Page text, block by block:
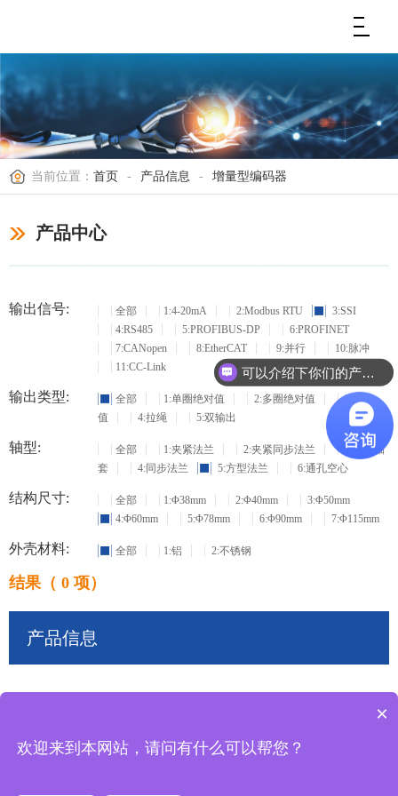
当前位置： 首页 - 产品信息 - 增量型编码器
产品中心
输出信号: 全部 1:4-20mA 2:Modbus RTU
3:SSI
4:RS485
5:PROFIBUS-DP
6:PROFINET
7:CANopen
8:EtherCAT 9:并行
10:脉冲
11:CC-Link
输出类型: 全部 1:单圈绝对值 2:多圈绝对值
3:增量
值
4:拉绳 5:双输出
轴型: 全部 1:夹紧法兰 2:夹紧同步法兰
3:盲孔轴
套
4:同步法兰 5:方型法兰 6:通孔空心
结构尺寸: 全部 1:Φ38mm 2:Φ40mm
3:Φ50mm
4:Φ60mm
5:Φ78mm 6:Φ90mm 7:Φ115mm
外壳材料: 全部 1:铝 2:不锈钢
结果（ 0 项）
产品信息
可以介绍下你们的产品么？
×
欢迎来到本网站，请问有什么可以帮您？